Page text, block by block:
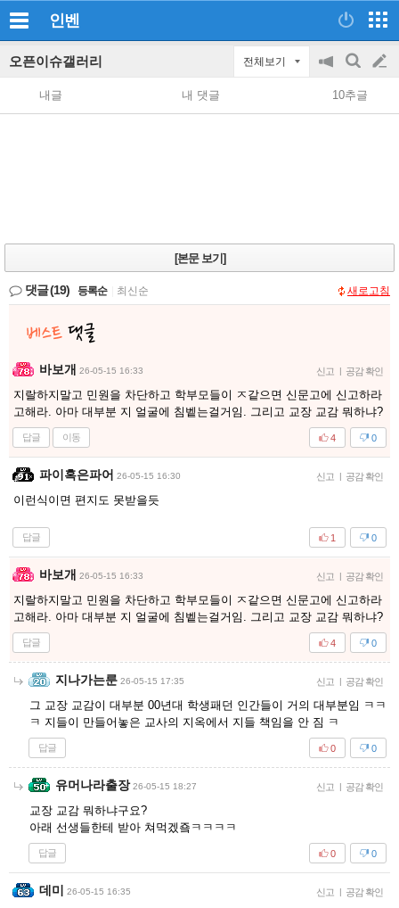
인벤
오픈이슈갤러리 전체보기
공
지
on/off
검
색
글
쓰
내글 내 댓글 10추글
[본문 보기]
댓글(19) 등록순 최신순 새로고침
바보개 26-05-15 16:33 신고 | 공감 확인
지랄하지말고 민원을 차단하고 학부모들이 ㅈ같으면 신문고에 신고하라
고해라. 아마 대부분 지 얼굴에 침벹는걸거임. 그리고 교장 교감 뭐하냐?
답글 이동 0
4
파이혹은파어 26-05-15 16:30 신고 | 공감 확인
이런식이면 편지도 못받을듯
답글 0
1
바보개 26-05-15 16:33 신고 | 공감 확인
지랄하지말고 민원을 차단하고 학부모들이 ㅈ같으면 신문고에 신고하라
고해라. 아마 대부분 지 얼굴에 침벹는걸거임. 그리고 교장 교감 뭐하냐?
답글 0
4
지나가는룬 26-05-15 17:35 신고 | 공감 확인
그 교장 교감이 대부분 00년대 학생패던 인간들이 거의 대부분임 ㅋㅋ
ㅋ 지들이 만들어놓은 교사의 지옥에서 지들 책임을 안 짐 ㅋ
답글 0
0
유머나라출장 26-05-15 18:27 신고 | 공감 확인
교장 교감 뭐하냐구요?
아래 선생들한테 받아 쳐먹겠죸ㅋㅋㅋㅋ
답글 0
0
데미 26-05-15 16:35 신고 | 공감 확인